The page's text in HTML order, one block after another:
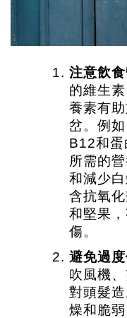
注意飲食
的維生
養素有
岔。例
B12和蛋
所需的
和減少
含抗氧
和堅果
傷。
避免過度
吹風機
對頭髮
燥和脆